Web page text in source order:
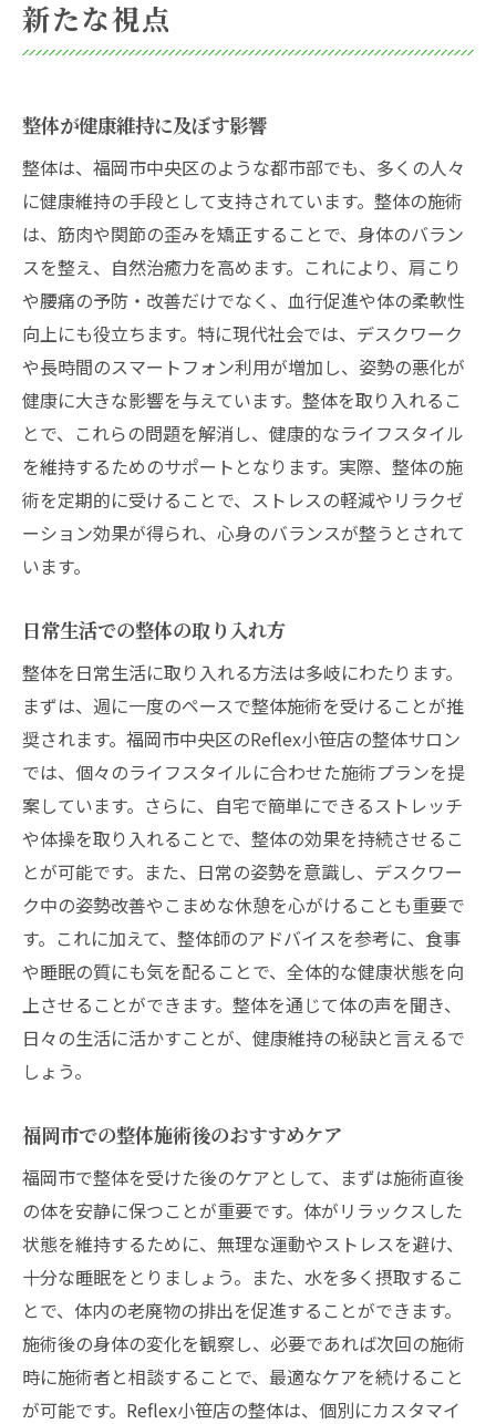
新たな視点
整体が健康維持に及ぼす影響
整体は、福岡市中央区のような都市部でも、多くの人々
に健康維持の手段として支持されています。整体の施術
は、筋肉や関節の歪みを矯正することで、身体のバラン
スを整え、自然治癒力を高めます。これにより、肩こり
や腰痛の予防・改善だけでなく、血行促進や体の柔軟性
向上にも役立ちます。特に現代社会では、デスクワーク
や長時間のスマートフォン利用が増加し、姿勢の悪化が
健康に大きな影響を与えています。整体を取り入れるこ
とで、これらの問題を解消し、健康的なライフスタイル
を維持するためのサポートとなります。実際、整体の施
術を定期的に受けることで、ストレスの軽減やリラクゼ
ーション効果が得られ、心身のバランスが整うとされて
います。
日常生活での整体の取り入れ方
整体を日常生活に取り入れる方法は多岐にわたります。
まずは、週に一度のペースで整体施術を受けることが推
奨されます。福岡市中央区のReflex小笹店の整体サロン
では、個々のライフスタイルに合わせた施術プランを提
案しています。さらに、自宅で簡単にできるストレッチ
や体操を取り入れることで、整体の効果を持続させるこ
とが可能です。また、日常の姿勢を意識し、デスクワー
ク中の姿勢改善やこまめな休憩を心がけることも重要で
す。これに加えて、整体師のアドバイスを参考に、食事
や睡眠の質にも気を配ることで、全体的な健康状態を向
上させることができます。整体を通じて体の声を聞き、
日々の生活に活かすことが、健康維持の秘訣と言えるで
しょう。
福岡市での整体施術後のおすすめケア
福岡市で整体を受けた後のケアとして、まずは施術直後
の体を安静に保つことが重要です。体がリラックスした
状態を維持するために、無理な運動やストレスを避け、
十分な睡眠をとりましょう。また、水を多く摂取するこ
とで、体内の老廃物の排出を促進することができます。
施術後の身体の変化を観察し、必要であれば次回の施術
時に施術者と相談することで、最適なケアを続けること
が可能です。Reflex小笹店の整体は、個別にカスタマイ